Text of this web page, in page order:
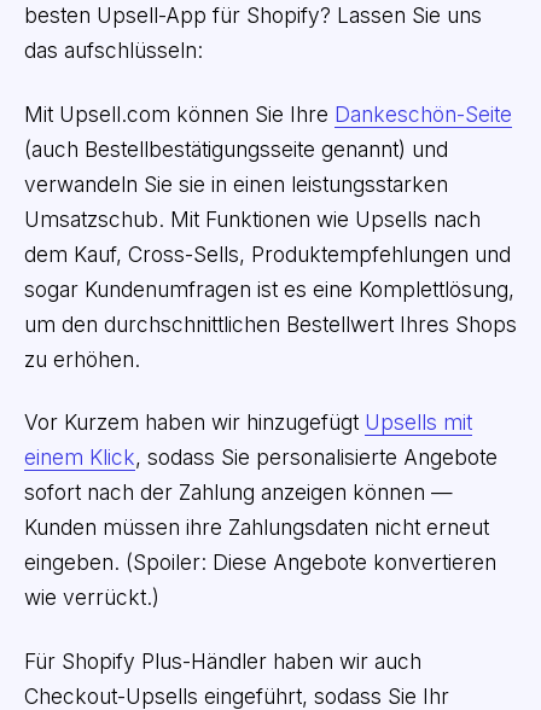
besten Upsell-App für Shopify? Lassen Sie uns
das aufschlüsseln:
Mit Upsell.com können Sie Ihre Dankeschön-Seite
(auch Bestellbestätigungsseite genannt) und
verwandeln Sie sie in einen leistungsstarken
Umsatzschub. Mit Funktionen wie Upsells nach
dem Kauf, Cross-Sells, Produktempfehlungen und
sogar Kundenumfragen ist es eine Komplettlösung,
um den durchschnittlichen Bestellwert Ihres Shops
zu erhöhen.
Vor Kurzem haben wir hinzugefügt Upsells mit
einem Klick, sodass Sie personalisierte Angebote
sofort nach der Zahlung anzeigen können —
Kunden müssen ihre Zahlungsdaten nicht erneut
eingeben. (Spoiler: Diese Angebote konvertieren
wie verrückt.)
Für Shopify Plus-Händler haben wir auch
Checkout-Upsells eingeführt, sodass Sie Ihr